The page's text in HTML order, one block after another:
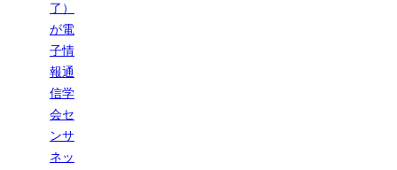
了）
が電
子情
報通
信学
会セ
ンサ
ネッ